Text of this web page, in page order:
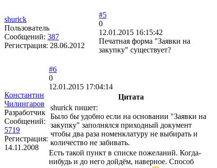
shurick
Пользователь
Сообщений: 387
Регистрация: 28.06.2012
#5
0
12.01.2015 16:15:42
Печатная форма "Заявки на
закупку" существует?
Константин
Чилингаров
Разработчик
Сообщений:
5719
Регистрация:
14.11.2008
#6
0
12.01.2015 17:04:14
Цитата
shurick пишет:
Было бы удобно если на основании "Заявки на
закупку" заполнялся приходный документ
чтобы два раза номенклатуру не выбирать и
количество не забивать.
Есть такой пункт в списке пожеланий. Когда-
нибудь и до него дойдём, наверное. Способ